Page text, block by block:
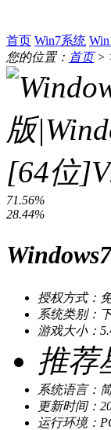
首页 Win7系统
您的位置： 首页>
71.56%
28.44%
授权方式：
系统类别：
游戏大小：
推荐
系统语言：
更新时间：
运行环境：